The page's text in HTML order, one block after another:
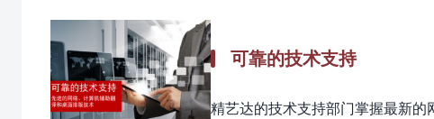
可靠的技术支持
精艺达的技术支持部门掌握最新